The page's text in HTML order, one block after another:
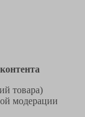
товара)
модерации